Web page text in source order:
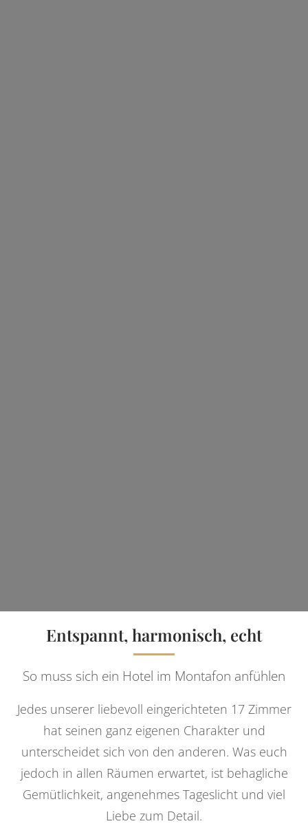
Entspannt, harmonisch, echt
So muss sich ein Hotel im Montafon anfühlen
Jedes unserer liebevoll eingerichteten 17 Zimmer
hat seinen ganz eigenen Charakter und
unterscheidet sich von den anderen. Was euch
jedoch in allen Räumen erwartet, ist behagliche
Gemütlichkeit, angenehmes Tageslicht und viel
Liebe zum Detail.